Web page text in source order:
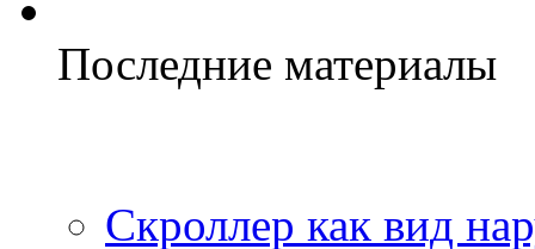
Последние материалы
Скроллер как вид